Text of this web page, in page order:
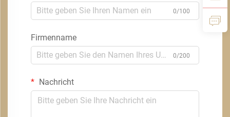
0/100
Firmenname
0/200
Nachricht